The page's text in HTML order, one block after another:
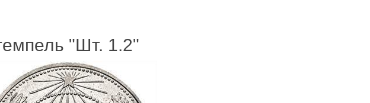
"Шт. 1.2"